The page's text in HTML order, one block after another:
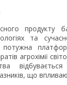
продукту
та
агрохімії
що